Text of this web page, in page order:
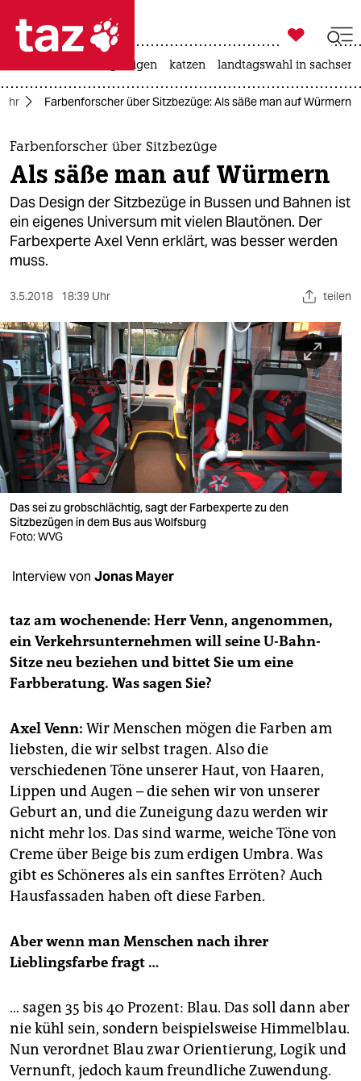
 taz zahl ich
taz zahl ich
themen
politik
öko
gesellschaft
kultur
sport
berlin
nord
wahrheit
verlag
verlag
veranstaltungen
unterstützen
abo
genossenschaft
epaper login

taz zahl ich
bergsteigen katzen landtagswahl in
Farbenforscher über Sitzbezüge: Als säße man auf Würmern
Farbenforscher über Sitzbezüge
Als säße man auf Würmern
Das Design der Sitzbezüge in Bussen und Bahnen ist
ein eigenes Universum mit vielen Blautönen. Der
Farbexperte Axel Venn erklärt, was besser werden
muss.
3.5.2018 18:39 Uhr teilen
Das sei zu grobschlächtig, sagt der Farbexperte zu den
Sitzbezügen in dem Bus aus Wolfsburg
Foto: WVG
Interview von Jonas Mayer
taz am wochenende: Herr Venn, angenommen,
ein Verkehrsunternehmen will seine U-Bahn-
Sitze neu beziehen und bittet Sie um eine
Farbberatung. Was sagen Sie?
Axel Venn: Wir Menschen mögen die Farben am
liebsten, die wir selbst tragen. Also die
verschiedenen Töne unserer Haut, von Haaren,
Lippen und Augen – die sehen wir von unserer
Geburt an, und die Zuneigung dazu werden wir
nicht mehr los. Das sind warme, weiche Töne von
Creme über Beige bis zum erdigen Umbra. Was
gibt es Schöneres als ein sanftes Erröten? Auch
Hausfassaden haben oft diese Farben.
Aber wenn man Menschen nach ihrer
Lieblingsfarbe fragt …
… sagen 35 bis 40 Prozent: Blau. Das soll dann aber
nie kühl sein, sondern beispielsweise Himmelblau.
Nun verordnet Blau zwar Orientierung, Logik und
Vernunft, jedoch kaum freundliche Zuwendung.